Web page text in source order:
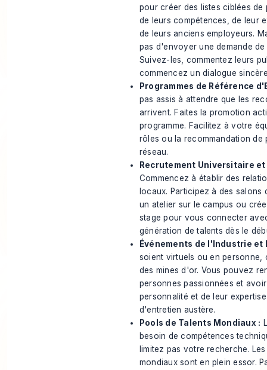
pour créer des listes ciblées
de leurs compétences, de leur
de leurs anciens employeurs.
pas d'envoyer une demande
Suivez-les, commentez leurs
commencez un dialogue
Programmes de Référence
pas assis à attendre que les
arrivent. Faites la promotion
programme. Facilitez à votre
rôles ou la recommandation de
réseau.
Recrutement Universitaire et
Commencez à établir des
locaux. Participez à des salons
un atelier sur le campus ou
stage pour vous connecter
génération de talents dès le
Événements de l'Industrie et
soient virtuels ou en personne,
des mines d'or. Vous pouvez
personnes passionnées et
personnalité et de leur
d'entretien austère.
Pools de Talents Mondiaux :
besoin de compétences
limitez pas votre recherche.
mondiaux sont en plein essor.